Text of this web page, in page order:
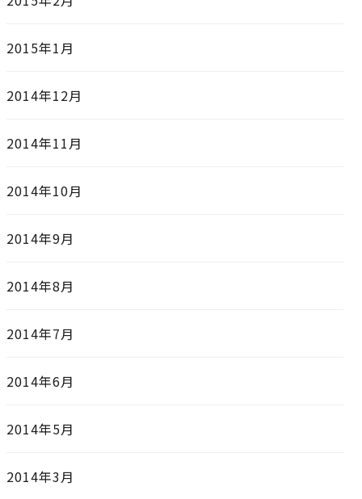
2015年1月
2014年12月
2014年11月
2014年10月
2014年9月
2014年8月
2014年7月
2014年6月
2014年5月
2014年3月